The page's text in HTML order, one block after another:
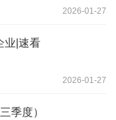
2026-01-27
业|速看
2026-01-27
季度）